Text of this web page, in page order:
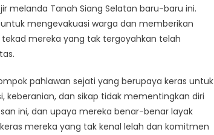
melanda Tanah Siang Selatan baru-baru ini.
mengevakuasi warga dan memberikan
mereka yang tak tergoyahkan telah
pahlawan sejati yang berupaya keras untuk
dan sikap tidak mementingkan diri
ini, dan upaya mereka benar-benar layak
mereka yang tak kenal lelah dan komitmen